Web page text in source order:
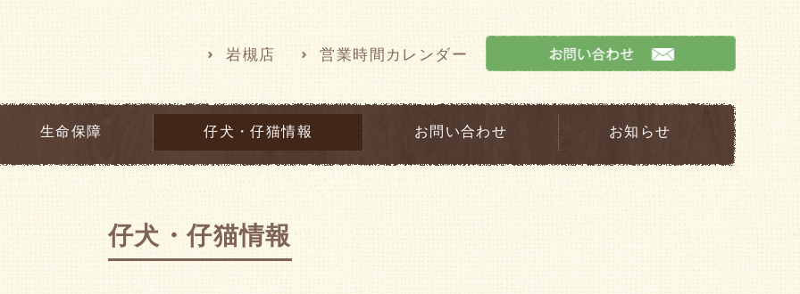
岩槻店 営業時間カレンダー
生命保障 仔犬・仔猫情報 お問い合わせ お知らせ
仔犬・仔猫情報